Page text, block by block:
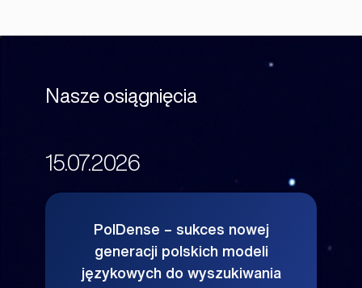
Nasze osiągnięcia
15.07.2026
PolDense – sukces nowej
generacji polskich modeli
językowych do wyszukiwania